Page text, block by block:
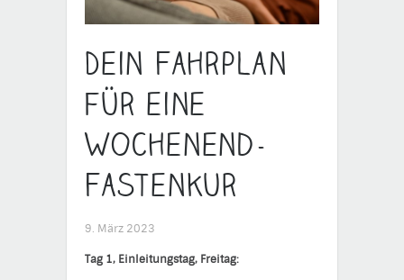
Dein Fahrplan
für eine
Wochenend-
Fastenkur
9. März 2023
Tag 1, Einleitungstag, Freitag: